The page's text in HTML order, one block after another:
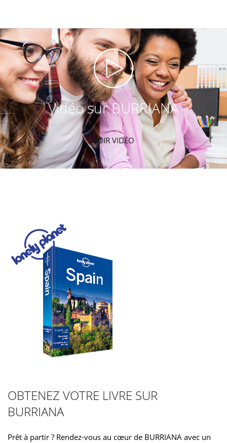
Vidéo sur BURRIANA
VOIR VIDÉO
OBTENEZ VOTRE LIVRE SUR
BURRIANA
Prêt à partir ? Rendez-vous au cœur de BURRIANA avec un